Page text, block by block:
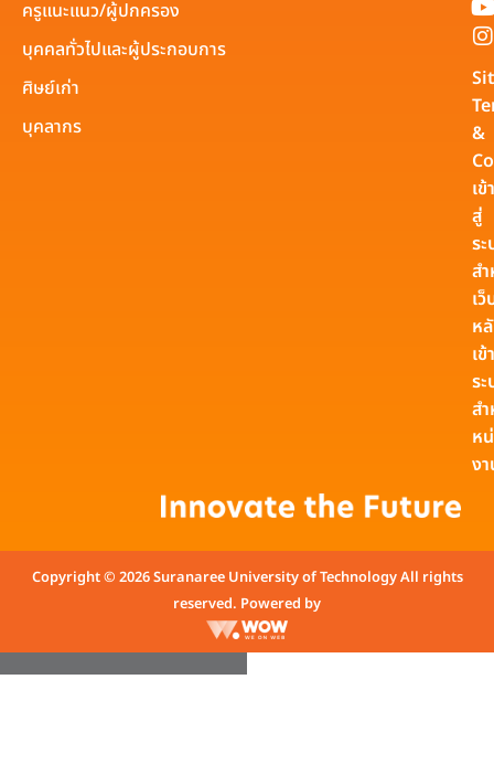
ครูแนะแนว/ผู้ปกครอง
บุคคลทั่วไปและผู้ประกอบการ
ศิษย์เก่า
บุคลากร
&
เข้า
สู่
ร
ส
เ
ห
เข้
ร
ส
ห
ง
Copyright © 2026 Suranaree University of Technology All rights
reserved. Powered by